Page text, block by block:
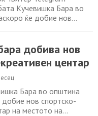
Кучевишка Бара во
ќе добие нов
на проектот ќе
фудбалско
трева, современо
летниковец, клупи и
добива нов
центар
Бара во oпштина
добие нов спортско-
на местото на